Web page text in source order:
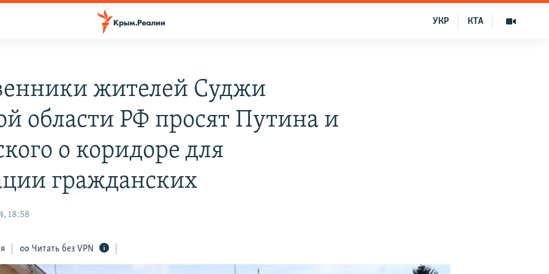
КТА
УКР
жителей Суджи
области РФ просят Путина и
о коридоре для
гражданских
18:58
Читать без VPN